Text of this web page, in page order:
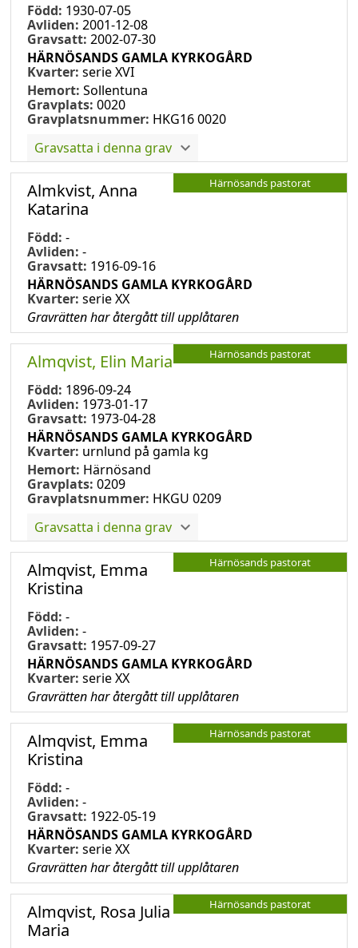
Född: 1930-07-05
Avliden: 2001-12-08
Gravsatt: 2002-07-30
HÄRNÖSANDS GAMLA KYRKOGÅRD
Kvarter: serie XVI
Hemort: Sollentuna
Gravplats: 0020
Gravplatsnummer: HKG16 0020
Gravsatta i denna grav
Härnösands pastorat
Almkvist, Anna
Katarina
Född: -
Avliden: -
Gravsatt: 1916-09-16
HÄRNÖSANDS GAMLA KYRKOGÅRD
Kvarter: serie XX
Gravrätten har återgått till upplåtaren
Härnösands pastorat
Almqvist, Elin Maria
Född: 1896-09-24
Avliden: 1973-01-17
Gravsatt: 1973-04-28
HÄRNÖSANDS GAMLA KYRKOGÅRD
Kvarter: urnlund på gamla kg
Hemort: Härnösand
Gravplats: 0209
Gravplatsnummer: HKGU 0209
Gravsatta i denna grav
Härnösands pastorat
Almqvist, Emma
Kristina
Född: -
Avliden: -
Gravsatt: 1957-09-27
HÄRNÖSANDS GAMLA KYRKOGÅRD
Kvarter: serie XX
Gravrätten har återgått till upplåtaren
Härnösands pastorat
Almqvist, Emma
Kristina
Född: -
Avliden: -
Gravsatt: 1922-05-19
HÄRNÖSANDS GAMLA KYRKOGÅRD
Kvarter: serie XX
Gravrätten har återgått till upplåtaren
Härnösands pastorat
Almqvist, Rosa Julia
Maria